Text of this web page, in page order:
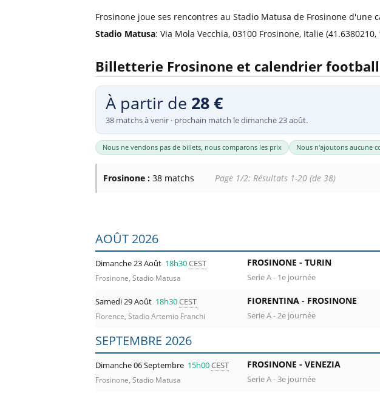
Billets Eredivisie Pays-Bas
Billets Pro League Belgique
Billets Saudi Pro League
Billets Euro 2028
Billets Copa América
Munich
Frosinone joue ses rencontres au Stadio Matusa de Frosinone d'une
Stadio Matusa: Via Mola Vecchia, 03100 Frosinone, Italie (41.6380210,
Billetterie Frosinone et calendrier football
À partir de 28 €
38 matchs à venir · prochain match le dimanche 23 août.
Nous ne vendons pas de billets, nous comparons les prix Nous n'ajoutons aucune
Frosinone : 38 matchs Page 1/2: Résultats 1-20 (de 38)
Liste des prochains matchs : Frosinone. Colonne 1 : date,
AOÛT 2026
Dimanche 23 Août 18h30CEST
Frosinone, Stadio Matusa
FROSINONE - TURIN
Serie A - 1e journée
Samedi 29 Août 18h30CEST
Florence, Stadio Artemio Franchi
FIORENTINA - FROSINONE
Serie A - 2e journée
SEPTEMBRE 2026
Dimanche 06 Septembre 15h00CEST
Frosinone, Stadio Matusa
FROSINONE - VENEZIA
Serie A - 3e journée